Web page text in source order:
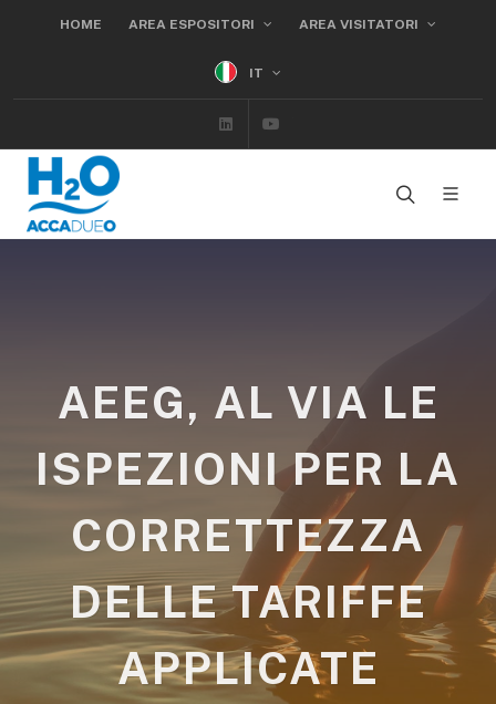
HOME AREA ESPOSITORI AREA VISITATORI
IT
Linkedin
AEEG, AL VIA LE
ISPEZIONI PER LA
CORRETTEZZA
DELLE TARIFFE
APPLICATE